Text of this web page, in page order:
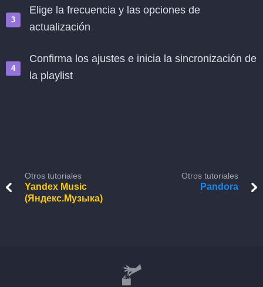
Elige la frecuencia y las opciones de
actualización
Confirma los ajustes e inicia la sincronización de
la playlist
Otros tutoriales
Yandex Music
(Яндекс.Музыка)
Otros tutoriales
Pandora